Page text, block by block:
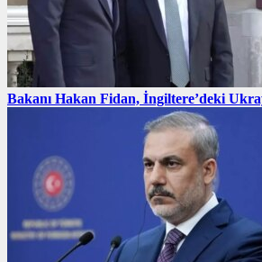
Bakanı Hakan Fidan, İngiltere’deki